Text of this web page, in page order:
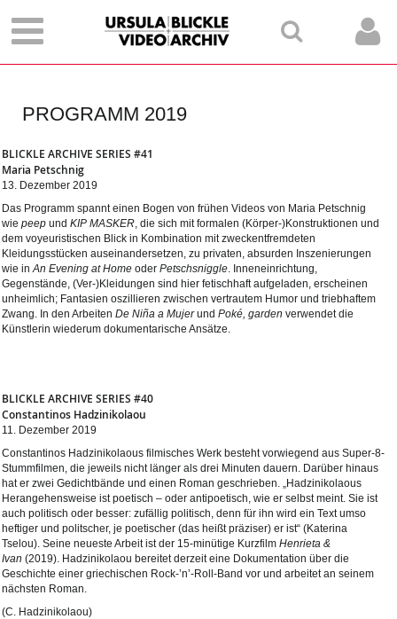
PROGRAMM 2019
BLICKLE ARCHIVE SERIES #41
Maria Petschnig
13. Dezember 2019
Das Programm spannt einen Bogen von frühen Videos von Maria Petschnig
wie peep und KIP MASKER, die sich mit formalen (Körper-)Konstruktionen und
dem voyeuristischen Blick in Kombination mit zweckentfremdeten
Kleidungsstücken auseinandersetzen, zu privaten, absurden Inszenierungen
wie inAn Evening at Home oder Petschsniggle. Inneneinrichtung,
Gegenstände, (Ver-)Kleidungen sind hier fetischhaft aufgeladen, erscheinen
unheimlich; Fantasien oszillieren zwischen vertrautem Humor und triebhaftem
Zwang. In den Arbeiten De Niña a Mujerund Poké, garden verwendet die
Künstlerin wiederum dokumentarische Ansätze.
BLICKLE ARCHIVE SERIES #40
Constantinos Hadzinikolaou
11. Dezember 2019
Constantinos Hadzinikolaous filmisches Werk besteht vorwiegend aus Super-8-
Stummfilmen, die jeweils nicht länger als drei Minuten dauern. Darüber hinaus
hat er zwei Gedichtbände und einen Roman geschrieben. „Hadzinikolaous
Herangehensweise ist poetisch – oder antipoetisch, wie er selbst meint. Sie ist
auch politisch oder besser: zufällig politisch, denn für ihn wird ein Text umso
heftiger und politscher, je poetischer (das heißt präziser) er ist“ (Katerina
Tselou). Seine neueste Arbeit ist der 15-minütige Kurzfilm Henrieta &
Ivan (2019). Hadzinikolaou bereitet derzeit eine Dokumentation über die
Geschichte einer griechischen Rock-’n’-Roll-Band vor und arbeitet an seinem
nächsten Roman.
(C. Hadzinikolaou)